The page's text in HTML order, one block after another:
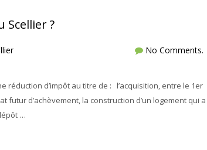
Scellier ?
No Comments.
d’impôt au titre de : l’acquisition, entre le 1er
futur d’achèvement, la construction d’un logement qui a
…